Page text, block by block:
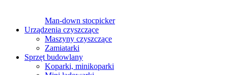
Man-down stocpicker
Urządzenia czyszczące
Maszyny czyszczące
Zamiatarki
Sprzęt budowlany
Koparki, minikoparki